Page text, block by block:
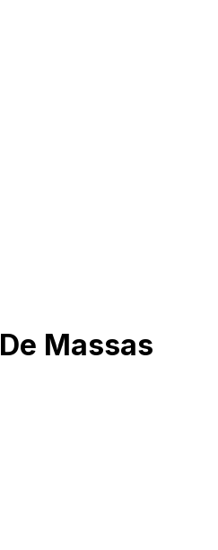
Massas